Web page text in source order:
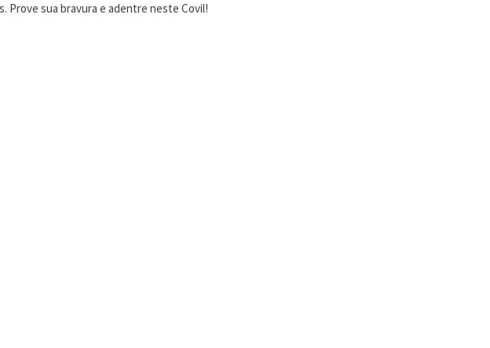
Prove sua bravura e adentre neste Covil!